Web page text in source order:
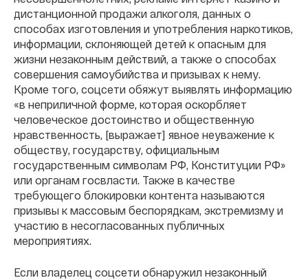
дистанционной продажи алкоголя, данных о
способах изготовления и употребления наркотиков,
информации, склоняющей детей к опасным для
жизни незаконным действий, а также о способах
совершения самоубийства и призывах к нему.
Кроме того, соцсети обяжут выявлять информацию
«в неприличной форме, которая оскорбляет
человеческое достоинство и общественную
нравственность, [выражает] явное неуважение к
обществу, государству, официальным
государственным символам РФ, Конституции РФ»
или органам госвласти. Также в качестве
требующего блокировки контента называются
призывы к массовым беспорядкам, экстремизму и
участию в несогласованных публичных
мероприятиях.
Если владелец соцсети обнаружил незаконный